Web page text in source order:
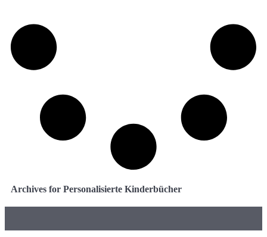
Archives for Personalisierte Kinderbücher